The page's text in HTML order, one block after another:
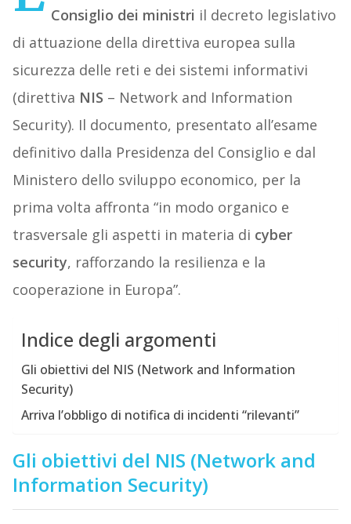
Consiglio dei ministri il decreto legislativo
di attuazione della direttiva europea sulla
sicurezza delle reti e dei sistemi informativi
(direttiva NIS – Network and Information
Security). Il documento, presentato all’esame
definitivo dalla Presidenza del Consiglio e dal
Ministero dello sviluppo economico, per la
prima volta affronta “in modo organico e
trasversale gli aspetti in materia di cyber
security, rafforzando la resilienza e la
cooperazione in Europa”.
Indice degli argomenti
Gli obiettivi del NIS (Network and Information
Security)
Arriva l’obbligo di notifica di incidenti “rilevanti”
Gli obiettivi del NIS (Network and
Information Security)